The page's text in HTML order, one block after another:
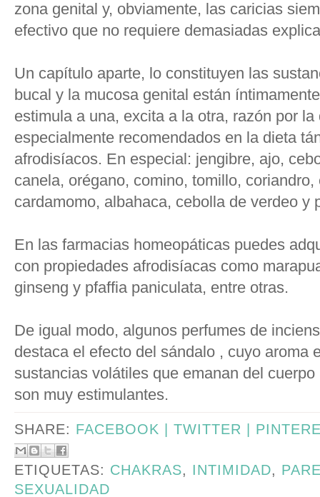
zona genital y, obviamente, las caricias
efectivo que no requiere demasiadas
Un capítulo aparte, lo constituyen las
bucal y la mucosa genital están
estimula a una, excita a la otra, razón por
especialmente recomendados en la dieta
afrodisíacos. En especial: jengibre, ajo,
canela, orégano, comino, tomillo,
cardamomo, albahaca, cebolla de verdeo y
En las farmacias homeopáticas puedes
con propiedades afrodisíacas como
ginseng y pfaffia paniculata, entre otras.
De igual modo, algunos perfumes de
destaca el efecto del sándalo , cuyo aroma
sustancias volátiles que emanan del
son muy estimulantes.
SHARE: FACEBOOK | TWITTER |
ETIQUETAS: CHAKRAS, INTIMIDAD,
SEXUALIDAD